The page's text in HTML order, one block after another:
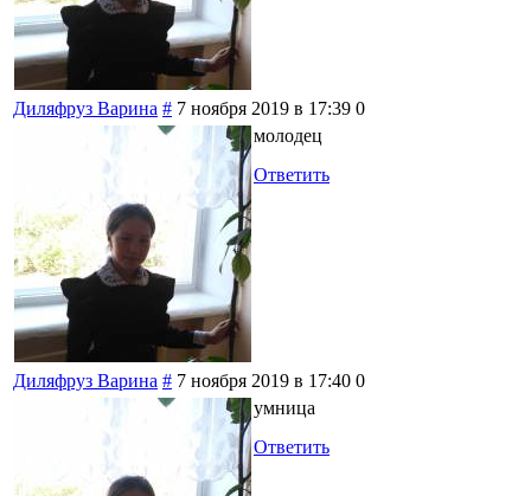
Диляфруз Варина # 7 ноября 2019 в 17:39 0
молодец
Ответить
Диляфруз Варина # 7 ноября 2019 в 17:40 0
умница
Ответить